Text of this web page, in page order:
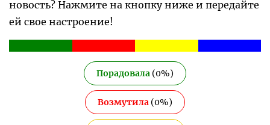
новость? Нажмите на кнопку ниже и передайте
ей свое настроение!
Порадовала (0%)
Возмутила (0%)